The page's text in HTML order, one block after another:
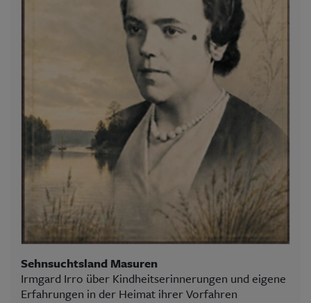
Sehnsuchtsland Masuren
Irmgard Irro über Kindheitserinnerungen und eigene
Erfahrungen in der Heimat ihrer Vorfahren